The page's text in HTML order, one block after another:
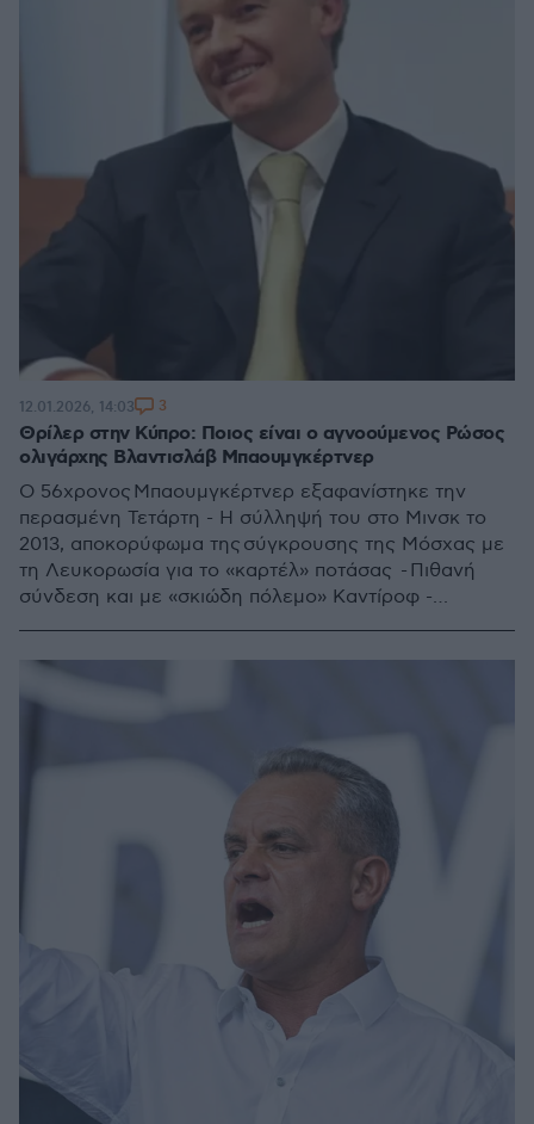
Θρίλερ στην Κύπρο: Ποιος είναι ο αγνοούμενος Ρώσος
ολιγάρχης Βλαντισλάβ Μπαουμγκέρτνερ
Ο 56χρονος Μπαουμγκέρτνερ εξαφανίστηκε την
περασμένη Τετάρτη - Η σύλληψή του στο Μινσκ το
2013, αποκορύφωμα της σύγκρουσης της Μόσχας με
τη Λευκορωσία για το «καρτέλ» ποτάσας - Πιθανή
σύνδεση και με «σκιώδη πόλεμο» Καντίροφ -
12.01.2026, 14:03 3